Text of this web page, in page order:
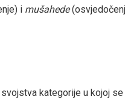
i mušahede
kategorije u kojoj